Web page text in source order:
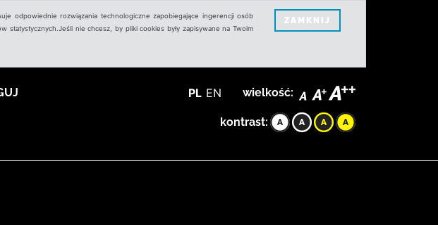
odpowiednie rozwiązania technologiczne zapobiegające ingerencji osób
nie chcesz, by pliki cookies były zapisywane na Twoim
ZAMKNIJ
PL EN wielkość:
kontrast: